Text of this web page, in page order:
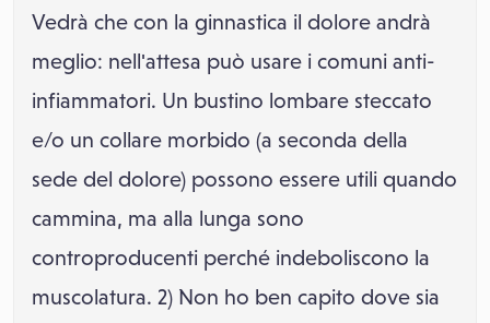
Vedrà che con la ginnastica il dolore andrà
meglio: nell'attesa può usare i comuni anti-
infiammatori. Un bustino lombare steccato
e/o un collare morbido (a seconda della
sede del dolore) possono essere utili quando
cammina, ma alla lunga sono
controproducenti perché indeboliscono la
muscolatura. 2) Non ho ben capito dove sia